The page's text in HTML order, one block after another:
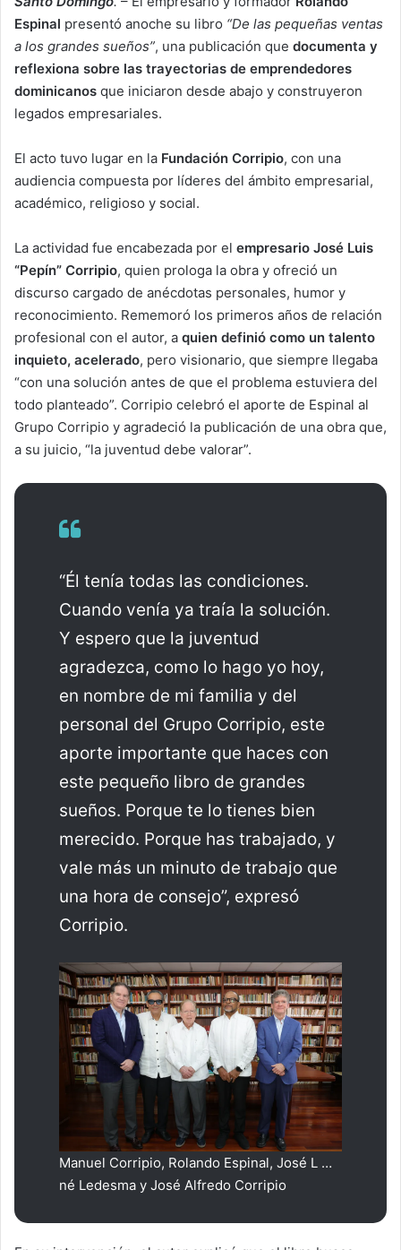
Espinal presentó anoche su libro “De las pequeñas ventas
a los grandes sueños”, una publicación que documenta y
reflexiona sobre las trayectorias de emprendedores
dominicanos que iniciaron desde abajo y construyeron
legados empresariales.
El acto tuvo lugar en la Fundación Corripio, con una
audiencia compuesta por líderes del ámbito empresarial,
académico, religioso y social.
La actividad fue encabezada por el empresario José Luis
“Pepín” Corripio, quien prologa la obra y ofreció un
discurso cargado de anécdotas personales, humor y
reconocimiento. Rememoró los primeros años de relación
profesional con el autor, a quien definió como un talento
inquieto, acelerado, pero visionario, que siempre llegaba
“con una solución antes de que el problema estuviera del
todo planteado”. Corripio celebró el aporte de Espinal al
Grupo Corripio y agradeció la publicación de una obra que,
a su juicio, “la juventud debe valorar”.
“Él tenía todas las condiciones.
Cuando venía ya traía la solución.
Y espero que la juventud
agradezca, como lo hago yo hoy,
en nombre de mi familia y del
personal del Grupo Corripio, este
aporte importante que haces con
este pequeño libro de grandes
sueños. Porque te lo tienes bien
merecido. Porque has trabajado, y
vale más un minuto de trabajo que
una hora de consejo”, expresó
Corripio.
Manuel Corripio, Rolando Espinal, José L …
né Ledesma y José Alfredo Corripio